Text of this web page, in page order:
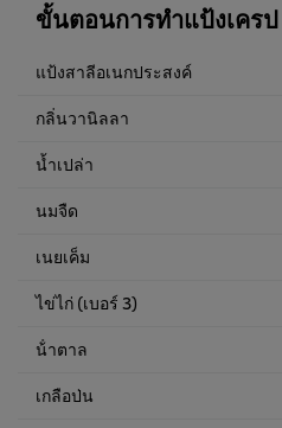
ขั้นตอนการทำแป้งเครป
แป้งสาลีอเนกประสงค์
กลิ่นวานิลลา
น้ำเปล่า
นมจืด
เนยเค็ม
ไข่ไก่ (เบอร์ 3)
น้ําตาล
เกลือป่น